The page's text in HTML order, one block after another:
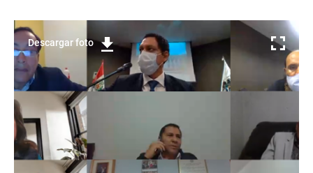
Descargar foto